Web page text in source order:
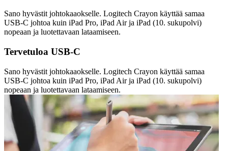
Sano hyvästit johtokaaokselle. Logitech Crayon käyttää samaa
USB-C johtoa kuin iPad Pro, iPad Air ja iPad (10. sukupolvi)
nopeaan ja luotettavaan lataamiseen.
Tervetuloa USB-C
Sano hyvästit johtokaaokselle. Logitech Crayon käyttää samaa
USB-C johtoa kuin iPad Pro, iPad Air ja iPad (10. sukupolvi)
nopeaan ja luotettavaan lataamiseen.